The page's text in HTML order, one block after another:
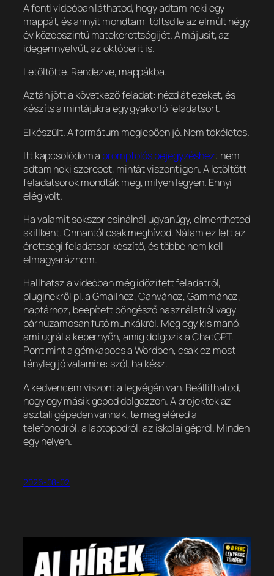
A fenti videóban láthatod, hogy adtam neki egy
mappát, és annyit mondtam: töltsd le az elmúlt négy
év középszintű matekérettségijét. A májusit, az
idegen nyelvűt, az októberit is.
Letöltötte. Rendezve, mappákba.
Aztán jött a következő feladat: nézd át ezeket, és
készíts a mintájukra egy gyakorló feladatsort.
Elkészült. A formátum meglepően jó. Nem tökéletes.
Itt kapcsolódom a promptolós bejegyzéshez: nem
adtam neki szerepet, mintát viszont igen. A letöltött
feladatsorok mondták meg, milyen legyen. Ennyi
elég volt.
Ha valamit sokszor csinálnál ugyanúgy, elmentheted
skillként. Onnantól csak meghívod. Nálam ez lett az
érettségi feladatsor készítő, és többé nem kell
elmagyaráznom.
Hallhatsz a videóban még időzített feladatról,
pluginekről pl. a Gmailhez, Canvához, Gammához,
naptárhoz, beépített böngésző használatról vagy
párhuzamosan futó munkákról. Meg egy kis manó,
ami ugrál a képernyőn, amíg dolgozik a ChatGPT.
Pont mint a gémkapocs a Wordben, csak ez most
tényleg jó valamire: szól, ha kész.
A kedvencem viszont a legvégén van. Beállíthatod,
hogy egy másik géped dolgozzon. A projektek az
asztali gépeden vannak, te meg eléred a
telefonodról, a laptopodról, az iskolai gépről. Minden
egy helyen.
2026-08-02